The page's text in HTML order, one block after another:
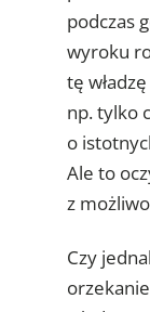
podczas
wyroku
tę
np. tylko
o
Ale to
z
Czy